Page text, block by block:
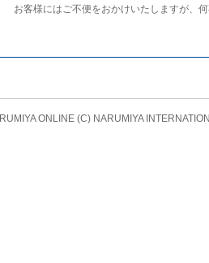
お客様にはご不便をおかけいたしますが、